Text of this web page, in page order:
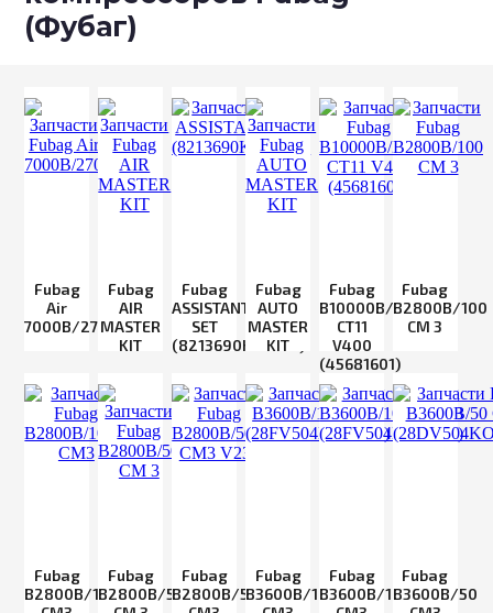
(Фубаг)
Fubag
Air
7000B/270
Fubag
AIR
MASTER
KIT
Fubag
ASSISTANT
SET
(8213690KOA633)
Fubag
AUTO
MASTER
KIT
Fubag
B10000B/270
CT11
V400
(45681601)
Fubag
B2800B/100
CM 3
Fubag
B2800B/100H
Fubag
B2800B/50
Fubag
B2800B/50H
Fubag
B3600B/100
Fubag
B3600B/100H
Fubag
B3600B/50